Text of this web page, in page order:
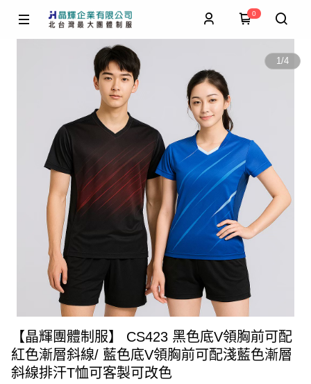
0
1/4
【晶輝團體制服】 CS423 黑色底V領胸前可配
紅色漸層斜線/ 藍色底V領胸前可配淺藍色漸層
斜線排汗T恤可客製可改色